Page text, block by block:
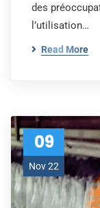
des
l’utilisation…
Read More
09
Nov 22